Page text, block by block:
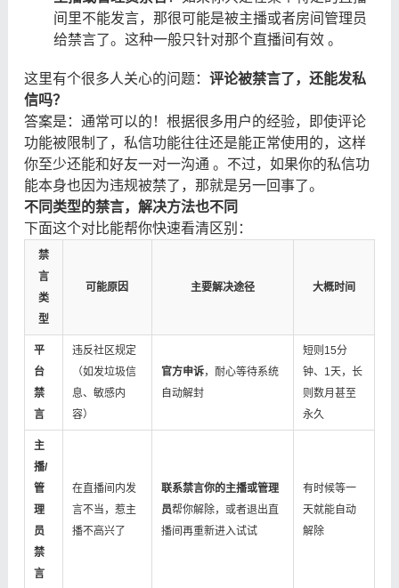
间里不能发言，那很可能是被主播或者房间管理员
给禁言了。这种一般只针对那个直播间有效 。
这里有个很多人关心的问题： 评论被禁言了，还能发私
信吗？
答案是：通常可以的！根据很多用户的经验，即使评论
功能被限制了，私信功能往往还是能正常使用的，这样
你至少还能和好友一对一沟通 。不过，如果你的私信功
能本身也因为违规被禁了，那就是另一回事了。
不同类型的禁言，解决方法也不同
下面这个对比能帮你快速看清区别：
禁
言
类
型
可能原因 主要解决途径 大概时间
平
台
禁
言
违反社区规定
（如发垃圾信
息、敏感内
容）
官方申诉，耐心等待系统
自动解封
短则15分
钟、1天，长
则数月甚至
永久
主
播/
管
理
员
禁
言
在直播间内发
言不当，惹主
播不高兴了
联系禁言你的主播或管理
员帮你解除，或者退出直
播间再重新进入试试
有时候等一
天就能自动
解除